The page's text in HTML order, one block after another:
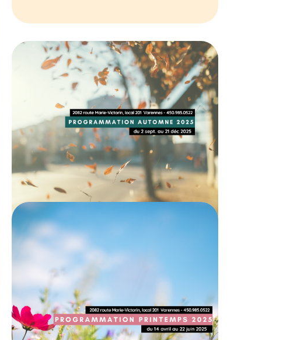
Détails de la
programmation
automne 2025
28 JUILLET 2025
CALENDRIER PROGRAMMATION
Détails de la
programmation
printemps 2025
31 MARS 2025
Vous pouvez vous inscrire dès
maintenant à nos ateliers et activités du